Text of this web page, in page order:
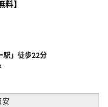
料】
駅」徒歩22分
安